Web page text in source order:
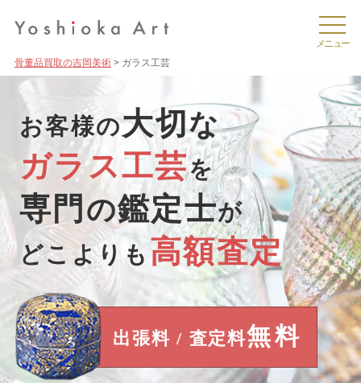
骨董品買取の吉岡美術 ガラス工芸
お客様の大切な
ガラス工芸を
専門 の鑑定士が
どこよりも 高額査定
出張料 / 査定料無料